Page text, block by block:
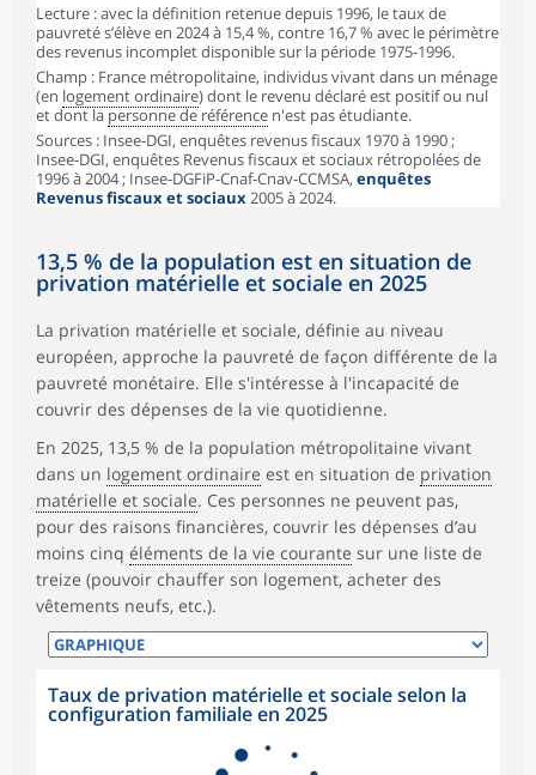
Lecture : avec la définition retenue depuis 1996, le taux de
pauvreté s’élève en 2024 à 15,4 %, contre 16,7 % avec le périmètre
des revenus incomplet disponible sur la période 1975-1996.
Champ : France métropolitaine, individus vivant dans un ménage
(en logement ordinaire) dont le revenu déclaré est positif ou nul
et dont lapersonne de référence n'est pas étudiante.
Sources : Insee-DGI, enquêtes revenus fiscaux 1970 à 1990 ;
Insee-DGI, enquêtes Revenus fiscaux et sociaux rétropolées de
1996 à 2004 ; Insee-DGFiP-Cnaf-Cnav-CCMSA, enquêtes
Revenus fiscaux et sociaux2005 à 2024.
13,5 % de la population est en situation de
privation matérielle et sociale en 2025
La privation matérielle et sociale, définie au niveau
européen, approche la pauvreté de façon différente de la
pauvreté monétaire. Elle s'intéresse à l'incapacité de
couvrir des dépenses de la vie quotidienne.
En 2025, 13,5 % de la population métropolitaine vivant
dans un logement ordinaire est en situation de privation
matérielle et sociale. Ces personnes ne peuvent pas,
pour des raisons financières, couvrir les dépenses d’au
moins cinq éléments de la vie courante sur une liste de
treize (pouvoir chauffer son logement, acheter des
vêtements neufs, etc.).
Taux de privation matérielle et sociale selon la
configuration familiale en 2025